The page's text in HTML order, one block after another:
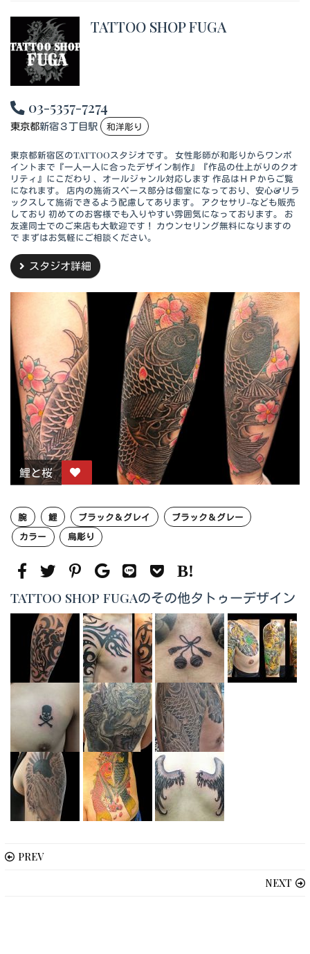
TATTOO SHOP FUGA
03-5357-7274
東京都新宿３丁目駅 和洋彫り
東京都新宿区のTATTOOスタジオです。 女性彫師が和彫りからワンポ
イントまで『一人一人に合ったデザイン制作』『作品の仕上がりのクオ
リティ』にこだわり 、オールジャンル対応します 作品はＨＰからご覧
になれます。 店内の施術スペース部分は個室になっており、安心&リラ
ックスして施術できるよう配慮してあります。 アクセサリ-なども販売
しており 初めてのお客様でも入りやすい雰囲気になっております。 お
友達同士でのご来店も大歓迎です！ カウンセリング無料になりますの
で まずはお気軽にご相談ください。
スタジオ詳細
鯉と桜
腕 鯉 ブラック＆グレイ
ブラック＆グレー
カラー
烏彫り
TATTOO SHOP FUGAのその他タトゥーデザイン
PREV
NEXT